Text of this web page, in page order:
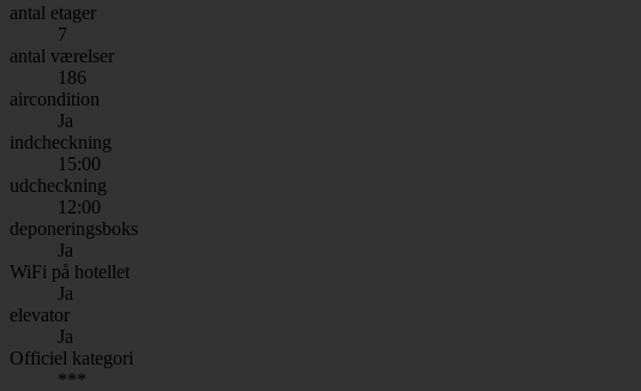
antal etager
7
antal værelser
186
aircondition
Ja
indcheckning
15:00
udcheckning
12:00
deponeringsboks
Ja
WiFi på hotellet
Ja
elevator
Ja
Officiel kategori
***